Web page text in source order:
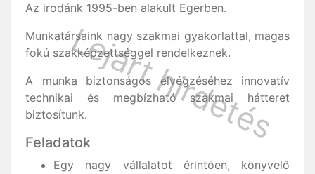
Az irodánk 1995-ben alakult Egerben.
Munkatársaink nagy szakmai gyakorlattal, magas
fokú szakképzettséggel rendelkeznek.
A munka biztonságos elvégzéséhez innovatív
technikai és megbízható szakmai hátteret
biztosítunk.
Feladatok
Egy nagy vállalatot érintően, könyvelő